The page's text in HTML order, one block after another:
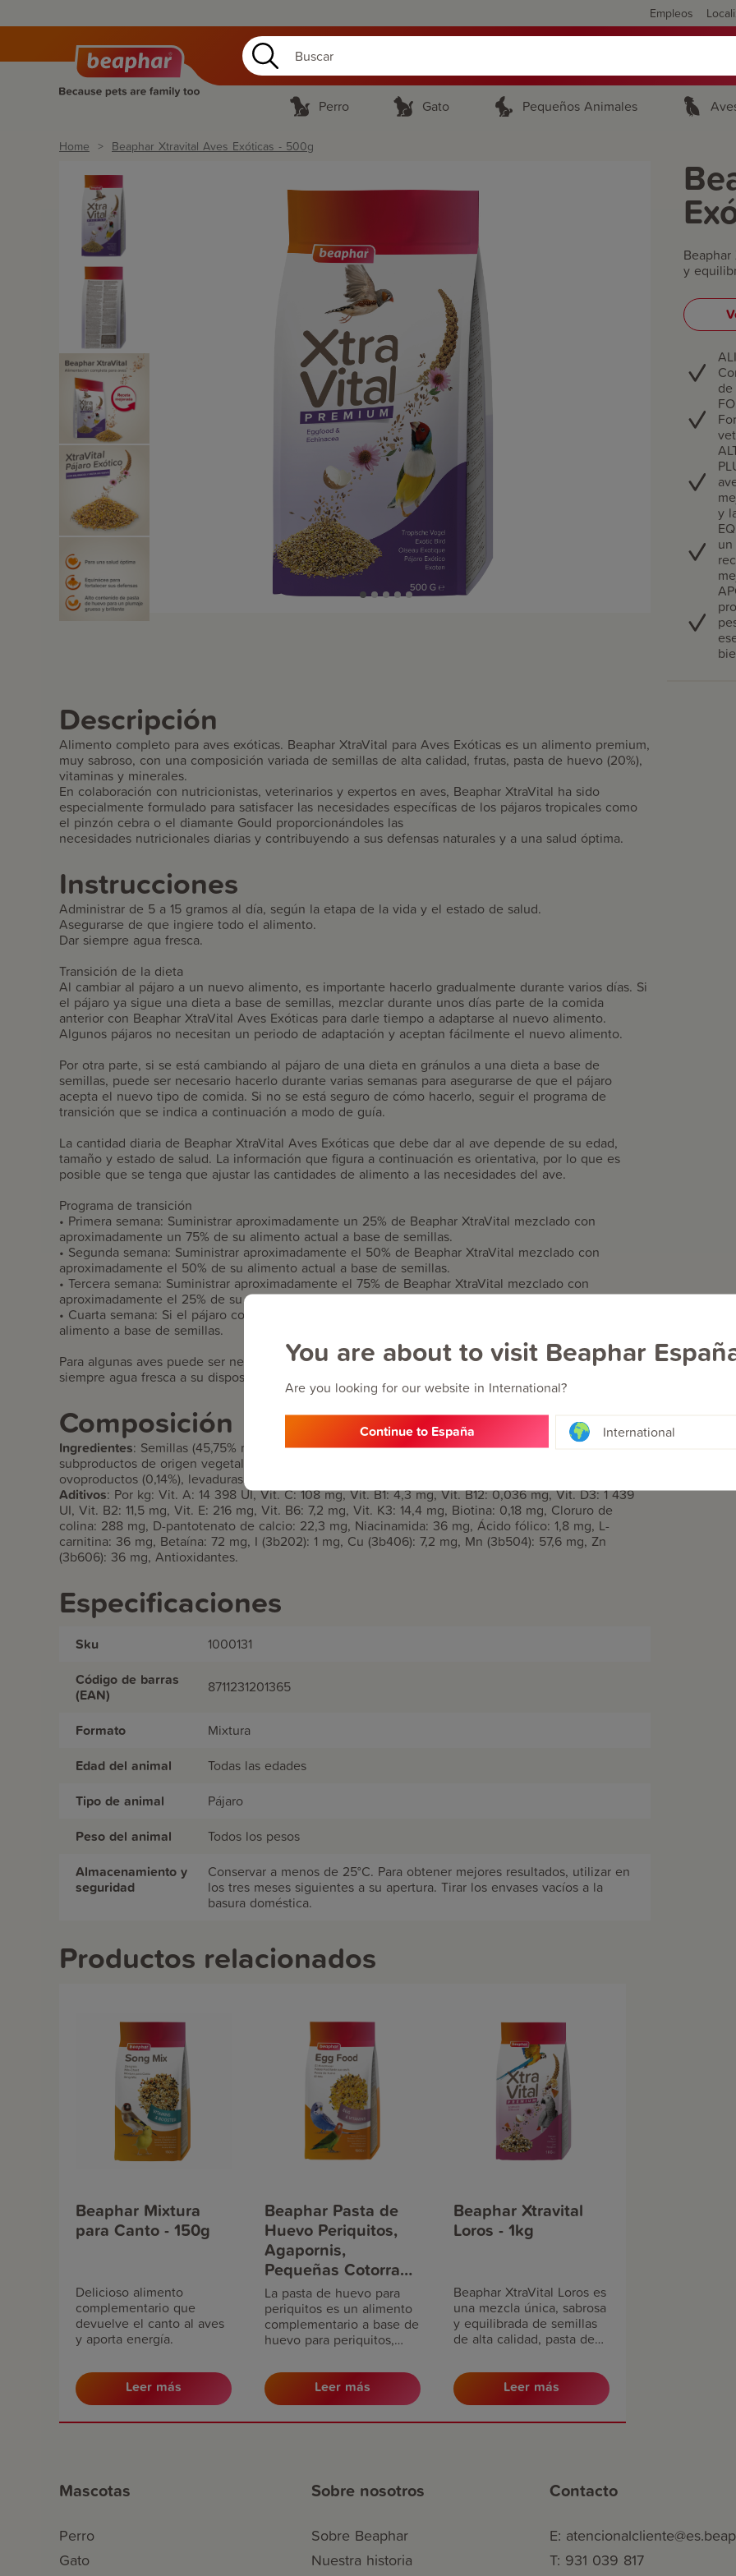
Empleos
You are about to visit Beaphar
Are you looking for our website in International?
Continue to España International
Perro Gato Pequeños Animales
Home Beaphar Xtravital Aves Exóticas - 500g
y
y
Descripción
Alimento completo para aves exóticas. Beaphar XtraVital para Aves Exóticas es un alimento premium,
muy sabroso, con una composición variada de semillas de alta calidad, frutas, pasta de huevo (20%),
vitaminas y minerales.
En colaboración con nutricionistas, veterinarios y expertos en aves, Beaphar XtraVital ha sido
especialmente formulado para satisfacer las necesidades específicas de los pájaros tropicales como
el pinzón cebra o el diamante Gould proporcionándoles las
necesidades nutricionales diarias y contribuyendo a sus defensas naturales y a una salud óptima.
Instrucciones
Administrar de 5 a 15 gramos al día, según la etapa de la vida y el estado de salud.
Asegurarse de que ingiere todo el alimento.
Dar siempre agua fresca.
Transición de la dieta
Al cambiar al pájaro a un nuevo alimento, es importante hacerlo gradualmente durante varios días. Si
el pájaro ya sigue una dieta a base de semillas, mezclar durante unos días parte de la comida
anterior con Beaphar XtraVital Aves Exóticas para darle tiempo a adaptarse al nuevo alimento.
Algunos pájaros no necesitan un periodo de adaptación y aceptan fácilmente el nuevo alimento.
Por otra parte, si se está cambiando al pájaro de una dieta en gránulos a una dieta a base de
semillas, puede ser necesario hacerlo durante varias semanas para asegurarse de que el pájaro
acepta el nuevo tipo de comida. Si no se está seguro de cómo hacerlo, seguir el programa de
transición que se indica a continuación a modo de guía.
La cantidad diaria de Beaphar XtraVital Aves Exóticas que debe dar al ave depende de su edad,
tamaño y estado de salud. La información que figura a continuación es orientativa, por lo que es
posible que se tenga que ajustar las cantidades de alimento a las necesidades del ave.
Programa de transición
• Primera semana: Suministrar aproximadamente un 25% de Beaphar XtraVital mezclado con
aproximadamente un 75% de su alimento actual a base de semillas.
• Segunda semana: Suministrar aproximadamente el 50% de Beaphar XtraVital mezclado con
aproximadamente el 50% de su alimento actual a base de semillas.
• Tercera semana: Suministrar aproximadamente el 75% de Beaphar XtraVital mezclado con
aproximadamente el 25% de su alimento actual a base de semillas.
• Cuarta semana: Si el pájaro come bien Beaphar XtraVital, se puede dejar de mezclar con el
alimento a base de semillas.
Para algunas aves puede ser necesario continuar el proceso de transición durante más tiempo. Poner
siempre agua fresca a su disposición.
Composición
Ingredientes: Semillas (45,75% mijo), productos de panadería, cereales, sustancias minerales,
subproductos de origen vegetal (0,6% equinácea seca), azúcares, aceites y grasas, huevos y
ovoproductos (0,14%), levaduras.
Aditivos: Por kg: Vit. A: 14 398 UI, Vit. C: 108 mg, Vit. B1: 4,3 mg, Vit. B12: 0,036 mg, Vit. D3: 1 439
UI, Vit. B2: 11,5 mg, Vit. E: 216 mg, Vit. B6: 7,2 mg, Vit. K3: 14,4 mg, Biotina: 0,18 mg, Cloruro de
colina: 288 mg, D-pantotenato de calcio: 22,3 mg, Niacinamida: 36 mg, Ácido fólico: 1,8 mg, L-
carnitina: 36 mg, Betaína: 72 mg, I (3b202): 1 mg, Cu (3b406): 7,2 mg, Mn (3b504): 57,6 mg, Zn
(3b606): 36 mg, Antioxidantes.
Especificaciones
Sku 1000131
Código de barras
(EAN)
8711231201365
Formato Mixtura
Edad del animal Todas las edades
Tipo de animal Pájaro
Peso del animal Todos los pesos
Almacenamiento y
seguridad
Conservar a menos de 25°C. Para obtener mejores resultados, utilizar en
los tres meses siguientes a su apertura. Tirar los envases vacíos a la
basura doméstica.
Productos relacionados
Beaphar Mixtura
para Canto - 150g
Delicioso alimento
complementario que
devuelve el canto al aves
y aporta energía.
Leer más
Beaphar Pasta de
Huevo Periquitos,
Agapornis,
Pequeñas Cotorras -
150g
La pasta de huevo para
periquitos es un alimento
complementario a base de
huevo para periquitos,
periquitos y loros de
tamaño mediano y grande.
Leer más
Beaphar Xtravital
Loros - 1kg
Beaphar XtraVital Loros es
una mezcla única, sabrosa
y equilibrada de semillas
de alta calidad, pasta de
plátano y la papaya.
Leer más
Mascotas
Perro
Gato
Sobre nosotros
Sobre Beaphar
Nuestra historia
Contacto
E:
T: 931 039 817